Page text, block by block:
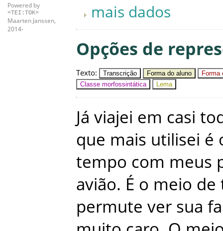
Powered by
<TEI:TOK>
Maarten Janssen,
2014-
mais dados
Opções de
Texto: Transcrição Forma do aluno
Forma
Classe morfossintática
Lema
Já viajei em casi
que mais utilisei é
tempo com meus
avião. É o meio de
permute ver sua